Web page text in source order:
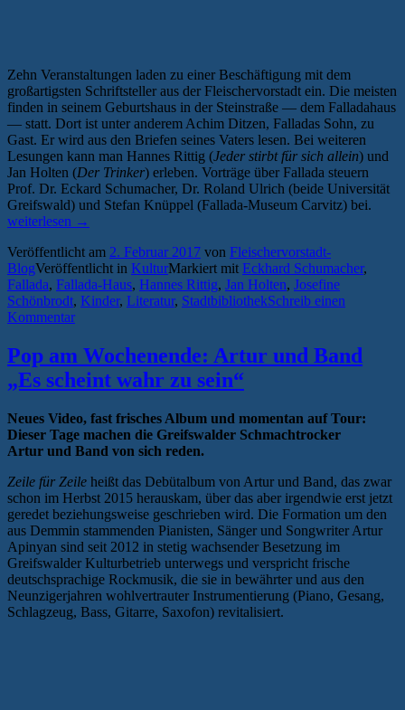
Zehn Veranstaltungen laden zu einer Beschäftigung mit dem
großartigsten Schriftsteller aus der Fleischervorstadt ein. Die meisten
finden in seinem Geburtshaus in der Steinstraße — dem Falladahaus
— statt. Dort ist unter anderem Achim Ditzen, Falladas Sohn, zu
Gast. Er wird aus den Briefen seines Vaters lesen. Bei weiteren
Lesungen kann man Hannes Rittig (Jeder stirbt für sich allein) und
Jan Holten (Der Trinker) erleben. Vorträge über Fallada steuern
Prof. Dr. Eckard Schumacher, Dr. Roland Ulrich (beide Universität
Greifswald) und Stefan Knüppel (Fallada-Museum Carvitz) bei.
weiterlesen →
Veröffentlicht am 2. Februar 2017 von Fleischervorstadt-
BlogVeröffentlicht in KulturMarkiert mit Eckhard Schumacher,
Fallada, Fallada-Haus, Hannes Rittig, Jan Holten, Josefine
Schönbrodt, Kinder, Literatur, StadtbibliothekSchreib einen
Kommentar
Pop am Wochenende: Artur und Band
„Es scheint wahr zu sein“
Neues Video, fast frisches Album und momentan auf Tour:
Dieser Tage machen die Greifswalder Schmachtrocker
Artur und Band von sich reden.
Zeile für Zeile heißt das Debütalbum von Artur und Band, das zwar
schon im Herbst 2015 herauskam, über das aber irgendwie erst jetzt
geredet beziehungsweise geschrieben wird. Die Formation um den
aus Demmin stammenden Pianisten, Sänger und Songwriter Artur
Apinyan sind seit 2012 in stetig wachsender Besetzung im
Greifswalder Kulturbetrieb unterwegs und verspricht frische
deutschsprachige Rockmusik, die sie in bewährter und aus den
Neunzigerjahren wohlvertrauter Instrumentierung (Piano, Gesang,
Schlagzeug, Bass, Gitarre, Saxofon) revitalisiert.